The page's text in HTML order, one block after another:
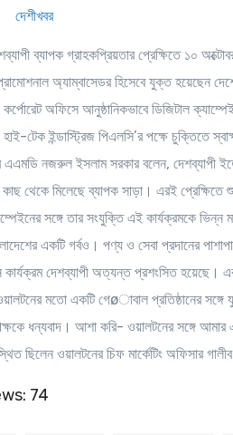
দেশীখবর
ব্যাপক গ্রাহকপ্রিয়তার প্রেক্ষিতে ১০
অ্যাম্বাসেডর হিসেবে যুক্ত হয়েছেন
অফিসে আনুষ্ঠানিকভাবে ডিজিটাল
টেক ইন্ডাস্ট্রিজ পিএলসি’র পক্ষে চুক্তিতে
নজরুল ইসলাম সরকার বলেন, দেশব্যাপী
থেকে মিলেছে ব্যাপক সাড়া। এরই
সঙ্গে তার সংযুক্তি এই কার্যক্রমকে ভিন্ন
একটি গর্বও। পণ্য ও সেবা প্রদানের
কার্যক্রম দেশব্যাপী অত্যন্ত প্রশংসিত হয়েছে।
মতো একটি গেøাবাল প্রতিষ্ঠানের
ধন্যবাদ। আশা করি- ওয়ালটনের সঙ্গে
ছিলেন ওয়ালটনের চিফ মার্কেটিং অফিসার
74